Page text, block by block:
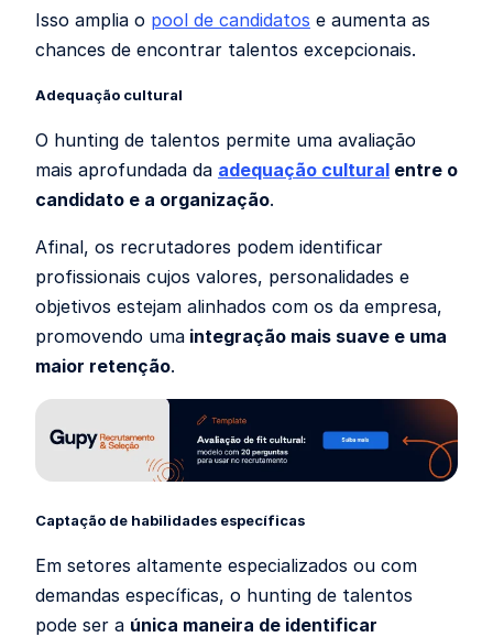
Isso amplia o pool de candidatos e aumenta as
chances de encontrar talentos excepcionais.
Adequação cultural
O hunting de talentos permite uma avaliação
mais aprofundada da adequação cultural entre o
candidato e a organização.
Afinal, os recrutadores podem identificar
profissionais cujos valores, personalidades e
objetivos estejam alinhados com os da empresa,
promovendo uma integração mais suave e uma
maior retenção.
Captação de habilidades específicas
Em setores altamente especializados ou com
demandas específicas, o hunting de talentos
pode ser a única maneira de identificar